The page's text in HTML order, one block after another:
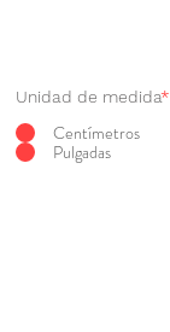
Unidad de medida*
Centímetros
Pulgadas